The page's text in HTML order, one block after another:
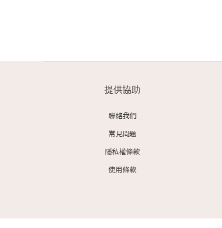
提供協助
聯絡我們
常見問題
隱私權條款
使用條款